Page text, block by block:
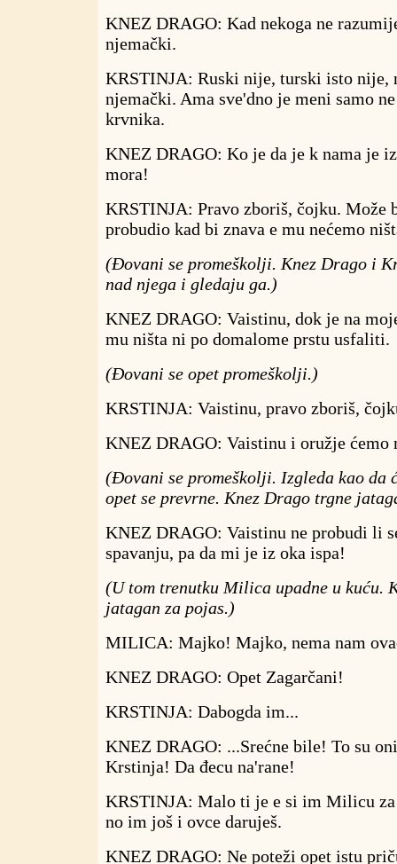
KNEZ DRAGO: Kad nekoga ne
njemački.
KRSTINJA: Ruski nije, turski isto nije,
njemački. Ama sve'dno je meni samo
krvnika.
KNEZ DRAGO: Ko je da je k nama je
mora!
KRSTINJA: Pravo zboriš, čojku. Može
probudio kad bi znava e mu nećemo
(Đovani se promeškolji. Knez Drago i
nad njega i gledaju ga.)
KNEZ DRAGO: Vaistinu, dok je na
mu ništa ni po domalome prstu usfaliti.
(Đovani se opet promeškolji.)
KRSTINJA: Vaistinu, pravo zboriš,
KNEZ DRAGO: Vaistinu i oružje ćemo
(Đovani se promeškolji. Izgleda kao da
opet se prevrne. Knez Drago trgne
KNEZ DRAGO: Vaistinu ne probudi li
spavanju, pa da mi je iz oka ispa!
(U tom trenutku Milica upadne u kuću.
jatagan za pojas.)
MILICA: Majko! Majko, nema nam
KNEZ DRAGO: Opet Zagarčani!
KRSTINJA: Dabogda im...
KNEZ DRAGO: ...Srećne bile! To su
Krstinja! Da đecu na'rane!
KRSTINJA: Malo ti je e si im Milicu za
no im još i ovce daruješ.
KNEZ DRAGO: Ne poteži opet istu